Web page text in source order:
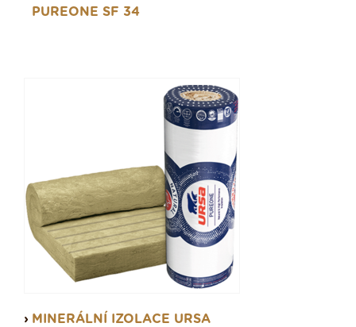
PUREONE SF 34
MINERÁLNÍ IZOLACE URSA